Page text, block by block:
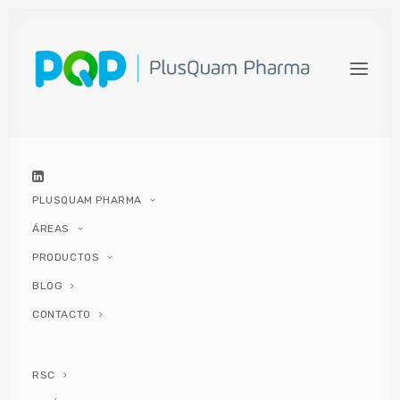
PLUSQUAM PHARMA
ÁREAS
PRODUCTOS
BLOG
CONTACTO
RSC
MENOPAUSIA EN PRIMERA
4 JULIO, 2025
estaba cambiando en mi cuerpo. Al principio